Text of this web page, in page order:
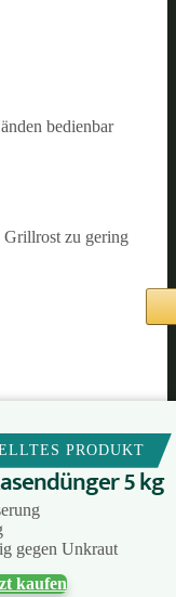
bedienbar
zu gering
PRODUKT
5 kg
gegen Unkraut
kaufen